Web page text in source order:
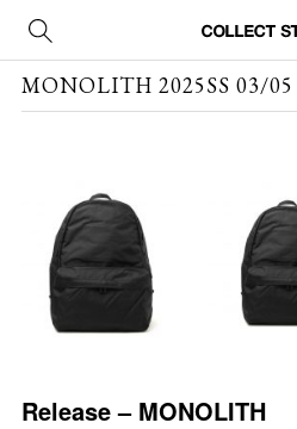
MONOLITH 2025SS 03/05
Release – MONOLITH